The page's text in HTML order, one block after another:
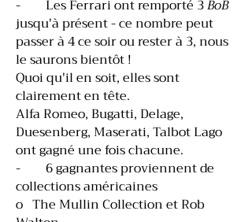
- Les Ferrari ont remporté 3BoB
jusqu'à présent - ce nombre peut
passer à 4 ce soir ou rester à 3, nous
le saurons bientôt !
Quoi qu'il en soit, elles sont
clairement en tête.
Alfa Romeo, Bugatti, Delage,
Duesenberg, Maserati, Talbot Lago
ont gagné une fois chacune.
- 6 gagnantes proviennent de
collections américaines
o The Mullin Collection et Rob